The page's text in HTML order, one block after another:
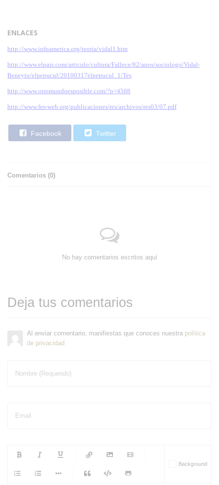
ENLACES
http://www.infoamerica.org/teoria/vidal1.htm
http://www.elpais.com/articulo/cultura/Fallece/82/anos/sociologo/Vidal-
Beneyto/elpepucul/20100317elpepucul_1/Tes
http://www.otromundoesposible.com/?p=4508
http://www.fes-web.org/publicaciones/res/archivos/res03/07.pdf
Facebook Twitter
Comentarios (0)
No hay comentarios escritos aquí
Deja tus comentarios
Al enviar comentario, manifiestas que conoces nuestra política
de privacidad
Nombre (Requerido)
Email
Background